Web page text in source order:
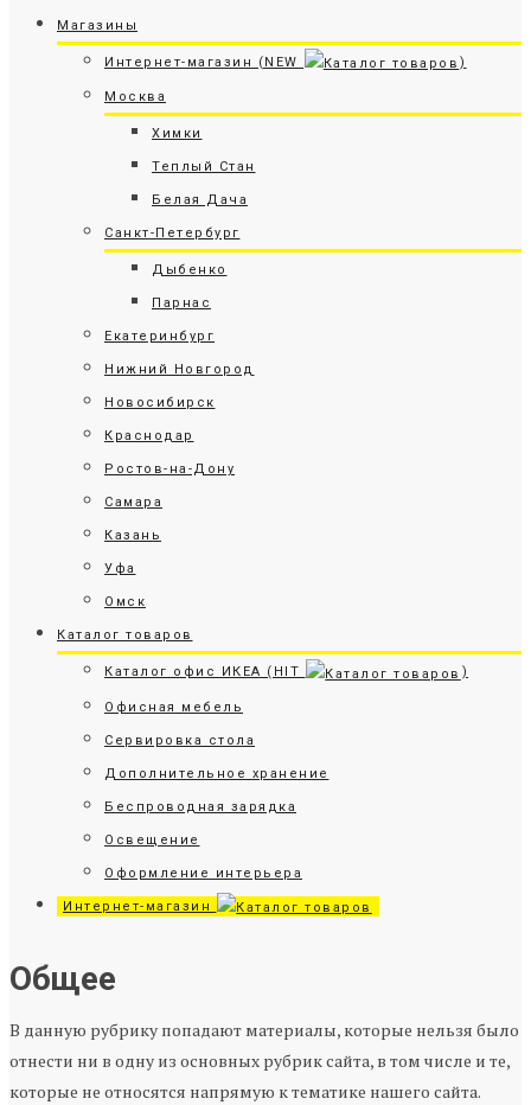
Магазины
Интернет-магазин (NEW )
Москва
Химки
Теплый Стан
Белая Дача
Санкт-Петербург
Дыбенко
Парнас
Екатеринбург
Нижний Новгород
Новосибирск
Краснодар
Ростов-на-Дону
Самара
Казань
Уфа
Омск
Каталог товаров
Каталог офис ИКЕА (HIT )
Офисная мебель
Сервировка стола
Дополнительное хранение
Беспроводная зарядка
Освещение
Оформление интерьера
Интернет-магазин
Общее
В данную рубрику попадают материалы, которые нельзя было
отнести ни в одну из основных рубрик сайта, в том числе и те,
которые не относятся напрямую к тематике нашего сайта.